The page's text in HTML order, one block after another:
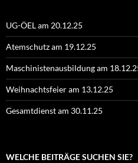
UG-ÖEL am 20.12.25
Atemschutz am 19.12.25
Maschinistenausbildung am
Weihnachtsfeier am 13.12.25
Gesamtdienst am 30.11.25
WELCHE BEITRÄGE SUCHEN SIE?